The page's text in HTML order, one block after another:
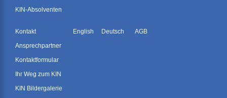
KIN-Absolventen
Kontakt
Ansprechpartner
Kontaktformular
Ihr Weg zum KIN
KIN Bildergalerie
English Deutsch AGB